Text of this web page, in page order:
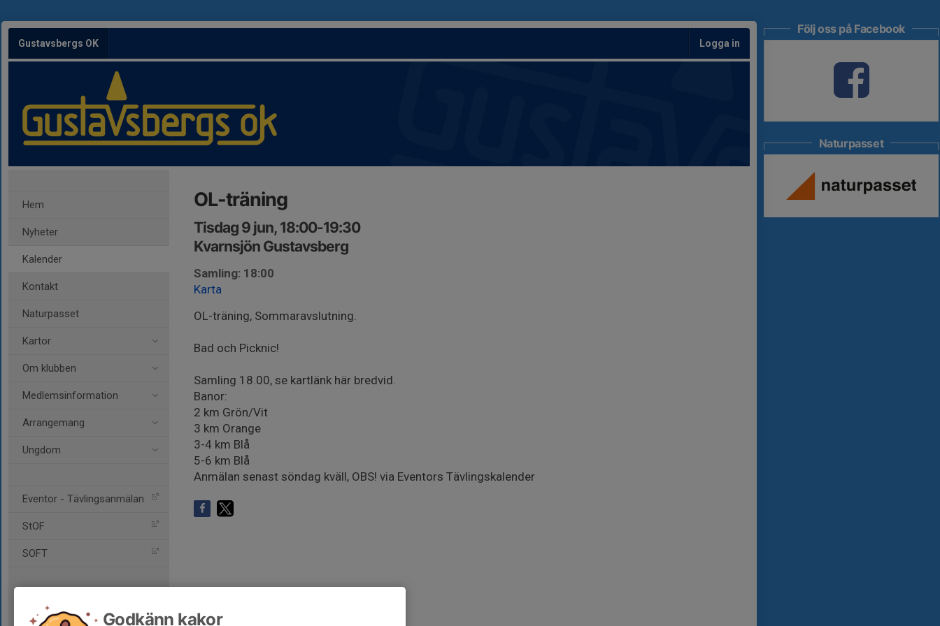
Gustavsbergs OK Logga in
Hem
Nyheter
Kalender
Kontakt
Naturpasset
Kartor
Om klubben
Medlemsinformation
Arrangemang
Ungdom
Eventor - Tävlingsanmälan
StOF
SOFT
OL-träning
Tisdag 9 jun, 18:00-19:30
Kvarnsjön Gustavsberg
Samling: 18:00
Karta
OL-träning, Sommaravslutning.
Bad och Picknic!
Samling 18.00, se kartlänk här bredvid.
Banor:
2 km Grön/Vit
3 km Orange
3-4 km Blå
5-6 km Blå
Anmälan senast söndag kväll, OBS! via Eventors Tävlingskalender
Följ oss på Facebook
Naturpasset
Godkänn kakor